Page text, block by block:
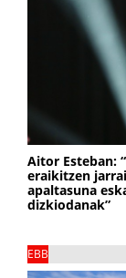
Aitor Esteban:
eraikitzen
apaltasuna
dizkiodanak”
EBB